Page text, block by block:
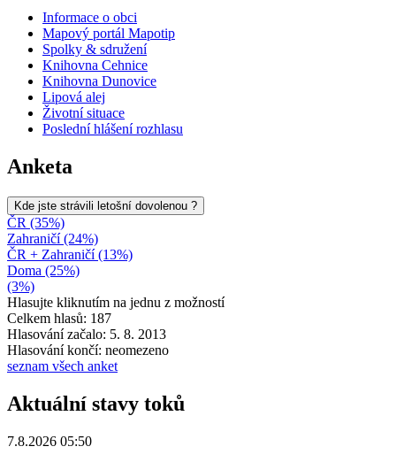
Informace o obci
Mapový portál Mapotip
Spolky & sdružení
Knihovna Cehnice
Knihovna Dunovice
Lipová alej
Životní situace
Poslední hlášení rozhlasu
Anketa
Kde jste strávili letošní dovolenou ?
ČR (35%)
Zahraničí (24%)
ČR + Zahraničí (13%)
Doma (25%)
(3%)
Hlasujte kliknutím na jednu z možností
Celkem hlasů: 187
Hlasování začalo: 5. 8. 2013
Hlasování končí: neomezeno
seznam všech anket
Aktuální stavy toků
7.8.2026 05:50